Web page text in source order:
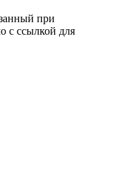
при
с ссылкой для